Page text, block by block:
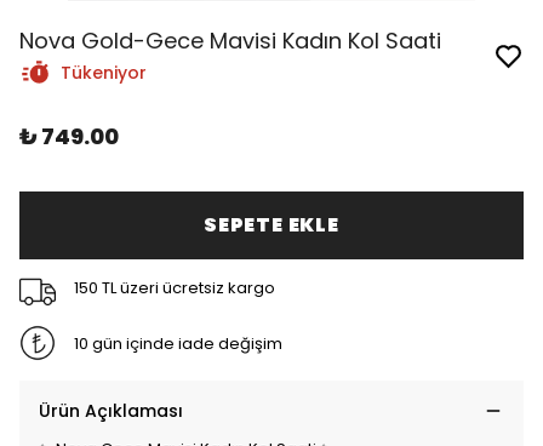
Nova Gold-Gece Mavisi Kadın Kol Saati
Tükeniyor
₺ 749.00
SEPETE EKLE
150 TL üzeri ücretsiz kargo
10 gün içinde iade değişim
Ürün Açıklaması